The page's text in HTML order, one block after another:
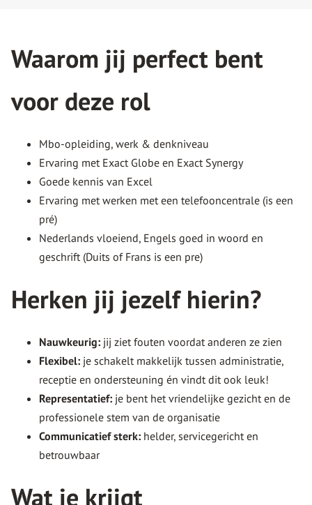
Waarom jij perfect bent
voor deze rol
Mbo-opleiding, werk & denkniveau
Ervaring met Exact Globe en Exact Synergy
Goede kennis van Excel
Ervaring met werken met een telefooncentrale (is een
pré)
Nederlands vloeiend, Engels goed in woord en
geschrift (Duits of Frans is een pre)
Herken jij jezelf hierin?
Nauwkeurig: jij ziet fouten voordat anderen ze zien
Flexibel: je schakelt makkelijk tussen administratie,
receptie en ondersteuning én vindt dit ook leuk!
Representatief: je bent het vriendelijke gezicht en de
professionele stem van de organisatie
Communicatief sterk: helder, servicegericht en
betrouwbaar
Wat je krijgt